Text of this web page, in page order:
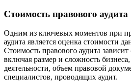
Стоимость правового аудита
Одним из ключевых моментов при
аудита является оценка стоимости
Стоимость правового аудита
включая размер и сложность бизнеса,
деятельности, объем правовой
специалистов, проводящих аудит.